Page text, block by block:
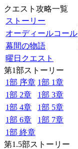
クエスト攻略一覧
ストーリー
オーディールコール
幕間の物語
曜日クエスト
第1部ストーリー
1部 序章 1部 1章
1部 2章
1部 3章
1部 4章
1部 5章
1部 6章
1部 7章
1部 終章
第1.5部ストーリー